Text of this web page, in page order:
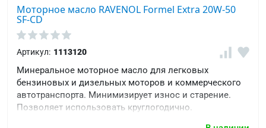
Моторное масло RAVENOL Formel Extra 20W-50
SF-CD
Артикул: 1113120
Минеральное моторное масло для легковых
бензиновых и дизельных моторов и коммерческого
автотранспорта. Минимизирует износ и старение.
Позволяет использовать круглогодично.